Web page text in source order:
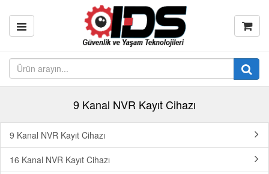
9 Kanal NVR Kayıt Cihazı
9 Kanal NVR Kayıt Cihazı
16 Kanal NVR Kayıt Cihazı